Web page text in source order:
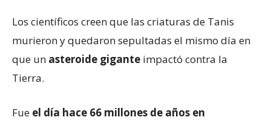
Los científicos creen que las criaturas de Tanis
murieron y quedaron sepultadas el mismo día en
que un asteroide gigante impactó contra la
Tierra.
Fue el día hace 66 millones de años en